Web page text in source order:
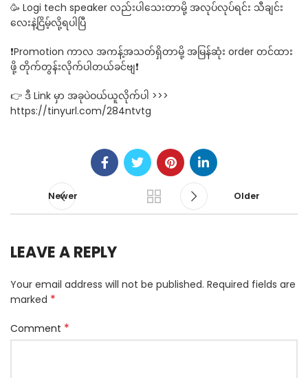
🥳 Logi tech speaker လည်းပါသေးတာမို့ အလုပ်လုပ်ရင်း သီချင်း
လေးနဲ့ငြိမ့်လို့ရပါပြီ
❗Promotion ကာလ အကန့်အသတ်ရှိတာမို့ အမြန်ဆုံး order တင်ထား
ဖို့ တိုက်တွန်းလိုက်ပါတယ်ခင်ဗျ❗
👉 ဒီ Link မှာ အခုပဲဝယ်ယူလိုက်ပါ >>>
https://tinyurl.com/284ntvtg
Newer Older
LEAVE A REPLY
Your email address will not be published. Required fields are
marked *
Comment *